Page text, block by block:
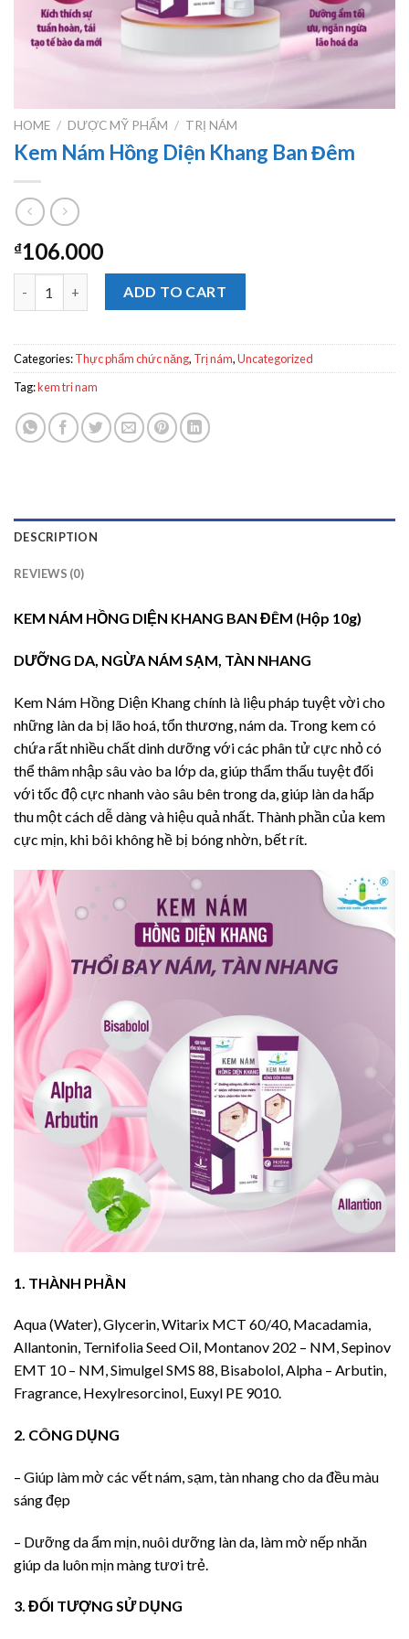
HOME / DƯỢC MỸ PHẨM / TRỊ NÁM
Kem Nám Hồng Diện Khang Ban Đêm
₫106.000
Kem Nám Hồng Diện Khang Ban Đêm quantity
ADD TO CART
Categories:Thực phẩm chức năng, Trị nám,Uncategorized
Tag:kem tri nam
DESCRIPTION
REVIEWS (0)
KEM NÁM HỒNG DIỆN KHANG BAN ĐÊM (Hộp 10g)
DƯỠNG DA, NGỪA NÁM SẠM, TÀN NHANG
Kem Nám Hồng Diện Khang chính là liệu pháp tuyệt vời cho
những làn da bị lão hoá, tổn thương, nám da. Trong kem có
chứa rất nhiều chất dinh dưỡng với các phân tử cực nhỏ có
thể thâm nhập sâu vào ba lớp da, giúp thẩm thấu tuyệt đối
với tốc độ cực nhanh vào sâu bên trong da, giúp làn da hấp
thu một cách dễ dàng và hiệu quả nhất. Thành phần của kem
cực mịn, khi bôi không hề bị bóng nhờn, bết rít.
1. THÀNH PHẦN
Aqua (Water), Glycerin, Witarix MCT 60/40, Macadamia,
Allantonin, Ternifolia Seed Oil, Montanov 202 – NM, Sepinov
EMT 10 – NM, Simulgel SMS 88, Bisabolol, Alpha – Arbutin,
Fragrance, Hexylresorcinol, Euxyl PE 9010.
2. CÔNG DỤNG
– Giúp làm mờ các vết nám, sạm, tàn nhang cho da đều màu
sáng đẹp
– Dưỡng da ẩm mịn, nuôi dưỡng làn da, làm mờ nếp nhăn
giúp da luôn mịn màng tươi trẻ.
3. ĐỐI TƯỢNG SỬ DỤNG